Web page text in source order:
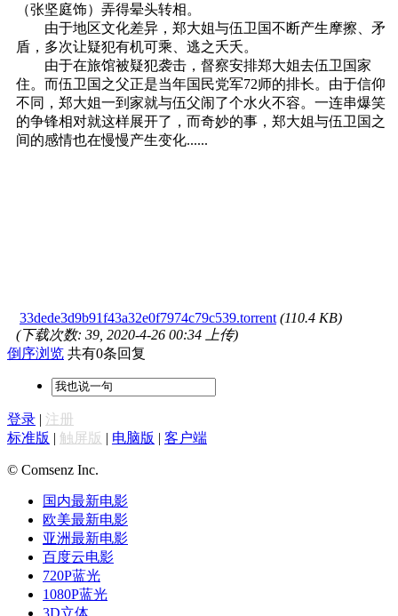
（张坚庭饰）弄得晕头转相。
由于地区文化差异，郑大姐与伍卫国不断产生摩擦、矛
盾，多次让疑犯有机可乘、逃之夭夭。
由于在旅馆被疑犯袭击，督察安排郑大姐去伍卫国家
住。而伍卫国之父正是当年国民党军72师的排长。由于信仰
不同，郑大姐一到家就与伍父闹了个水火不容。一连串爆笑
的争锋相对就这样展开了，而奇妙的事，郑大姐与伍卫国之
间的感情也在慢慢产生变化......
33dede3d9b91f43a32e0f7974c79c539.torrent (110.4 KB)
(下载次数: 39, 2020-4-26 00:34 上传)
倒序浏览 共有0条回复
登录 | 注册
标准版 | 触屏版 | 电脑版 | 客户端
© Comsenz Inc.
国内最新电影
欧美最新电影
亚洲最新电影
百度云电影
720P蓝光
1080P蓝光
3D立体